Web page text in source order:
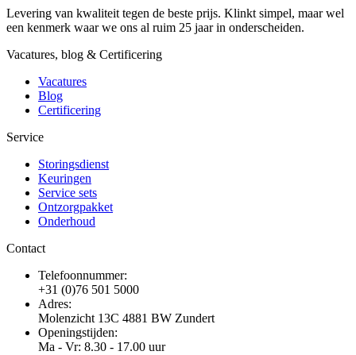
Levering van kwaliteit tegen de beste prijs. Klinkt simpel, maar wel
een kenmerk waar we ons al ruim 25 jaar in onderscheiden.
Vacatures, blog & Certificering
Vacatures
Blog
Certificering
Service
Storingsdienst
Keuringen
Service sets
Ontzorgpakket
Onderhoud
Contact
Telefoonnummer:
+31 (0)76 501 5000
Adres:
Molenzicht 13C 4881 BW Zundert
Openingstijden:
Ma - Vr: 8.30 - 17.00 uur